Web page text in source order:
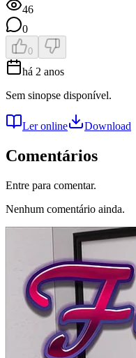
46
0
0
há 2 anos
Sem sinopse disponível.
Ler online Download
Comentários
Entre para comentar.
Nenhum comentário ainda.